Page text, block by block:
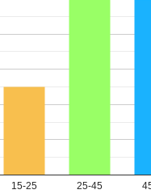
15-25 25-45